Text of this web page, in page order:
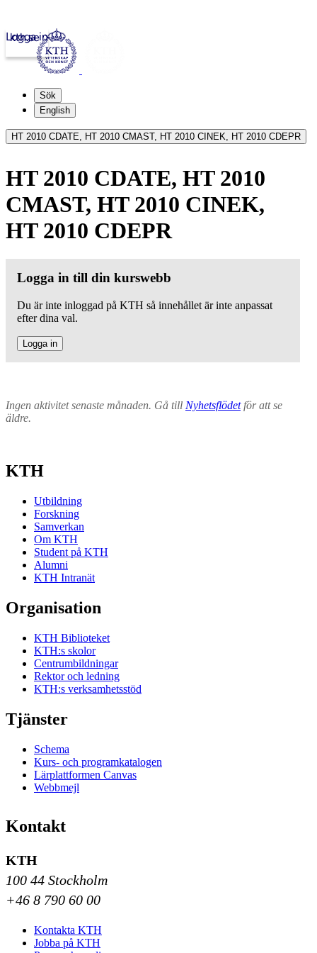
kth.se
Logga in
Sök
English
HT 2010 CDATE, HT 2010 CMAST, HT 2010 CINEK, HT 2010 CDEPR
HT 2010 CDATE, HT 2010
CMAST, HT 2010 CINEK,
HT 2010 CDEPR
Logga in till din kurswebb
Du är inte inloggad på KTH så innehållet är inte anpassat
efter dina val.
Logga in
Ingen aktivitet senaste månaden. Gå till Nyhetsflödetför att se
äldre.
KTH
Utbildning
Forskning
Samverkan
Om KTH
Student på KTH
Alumni
KTH Intranät
Organisation
KTH Biblioteket
KTH:s skolor
Centrumbildningar
Rektor och ledning
KTH:s verksamhetsstöd
Tjänster
Schema
Kurs- och programkatalogen
Lärplattformen Canvas
Webbmejl
Kontakt
KTH
100 44 Stockholm
+46 8 790 60 00
Kontakta KTH
Jobba på KTH